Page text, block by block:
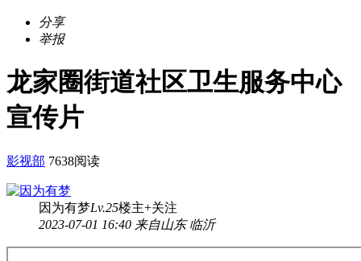
分享
举报
龙家圈街道社区卫生服务中心
宣传片
影视部 7638阅读
因为有梦Lv.25楼主+关注
2023-07-01 16:40 来自山东 临沂